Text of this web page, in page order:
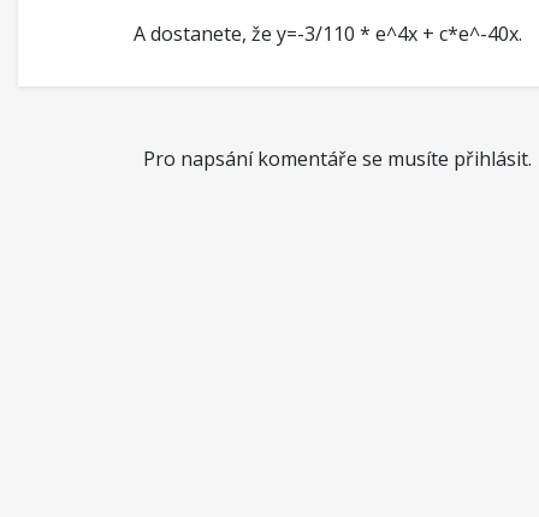
A dostanete, že y=-3/110 * e^4x + c*e^-40x.
Pro napsání komentáře se musíte přihlásit.